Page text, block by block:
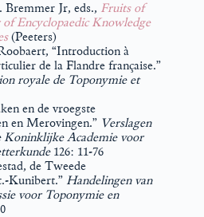
Jr, eds., Fruits of
Encyclopaedic Knowledge
(Peeters)
“Introduction à
de la Flandre française.”
royale de Toponymie et
en de vroegste
en Merovingen.” Verslagen
Koninklijke Academie voor
126: 11-76
de Tweede
Kunibert.” Handelingen van
voor Toponymie en